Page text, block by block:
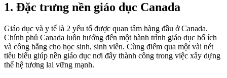
1. Đặc trưng nền giáo dục Canada
Giáo dục và y tế là 2 yếu tố được quan tâm hàng đầu ở Canada.
Chính phủ Canada luôn hướng đến một hành trình giáo dục bổ ích
và công bằng cho học sinh, sinh viên. Cùng điểm qua một vài nét
tiêu biểu giúp nền giáo dục nơi đây thành công trong việc xây dựng
thế hệ tương lai vững mạnh.